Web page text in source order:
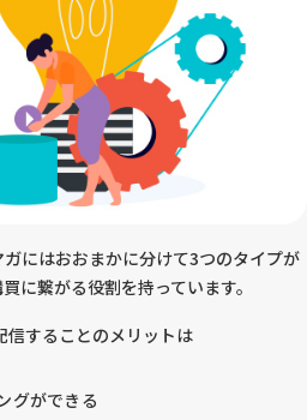
にはおおまかに分けて3つのタイプが
に繋がる役割を持っています。
信することのメリットは
グができる